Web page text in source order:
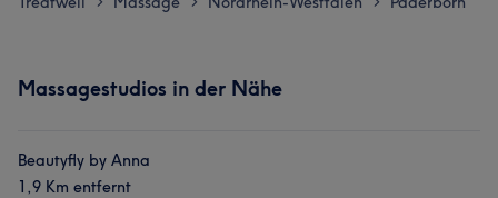
Massagestudios in der Nähe
Beautyfly by Anna
1,9 Km entfernt